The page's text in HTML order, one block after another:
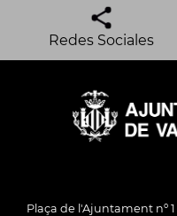
Redes Sociales
Plaça de l'Ajuntament nº 1